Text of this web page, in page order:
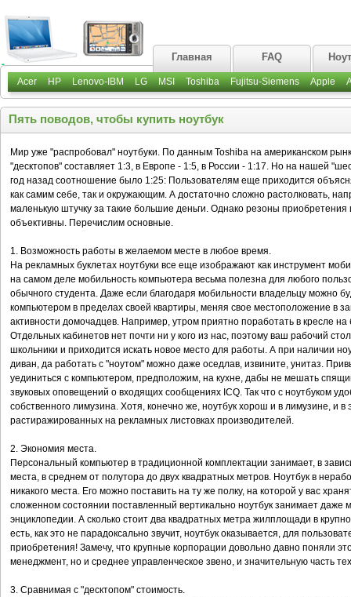
Главная FAQ
Acer HP Lenovo-IBM LG MSI Toshiba Fujitsu-Siemens Apple
Пять поводов, чтобы купить ноутбук
Мир уже "распробовал" ноутбуки. По данным Toshiba на американском
"десктопов" составляет 1:3, в Европе - 1:5, в России - 1:17. Но на нашей
год назад соотношение было 1:25: Пользователям еще приходится
как самим себе, так и окружающим. А достаточно сложно растолковать,
маленькую штучку за такие большие деньги. Однако резоны
объективны. Перечислим основные.
1. Возможность работы в желаемом месте в любое время.
На рекламных буклетах ноутбуки все еще изображают как инструмент
на самом деле мобильность компьютера весьма полезна для любого
обычного студента. Даже если благодаря мобильности владельцу можно
компьютером в пределах своей квартиры, меняя свое местоположение в
активности домочадцев. Например, утром приятно поработать в кресле
Отдельных кабинетов нет почти ни у кого из нас, поэтому ваш рабочий
школьники и приходится искать новое место для работы. А при наличии
диван, да работать с "ноутом" можно даже оседлав, извините, унитаз.
уединиться с компьютером, предположим, на кухне, дабы не мешать
звуковых оповещений о входящих сообщениях ICQ. Так что с ноутбуком
собственного лимузина. Хотя, конечно же, ноутбук хорош и в лимузине, и в
растиражированных на рекламных листовках производителей.
2. Экономия места.
Персональный компьютер в традиционной комплектации занимает, в
места, в среднем от полутора до двух квадратных метров. Ноутбук в
никакого места. Его можно поставить на ту же полку, на которой у вас
сложенном состоянии поставленный вертикально ноутбук занимает
энциклопедии. А сколько стоит два квадратных метра жилплощади в
есть, как это не парадоксально звучит, ноутбук оказывается, для
приобретения! Замечу, что крупные корпорации довольно давно поняли
менеджмент, но и среднее управленческое звено, и значительную часть
3. Сравнимая с "десктопом" стоимость.